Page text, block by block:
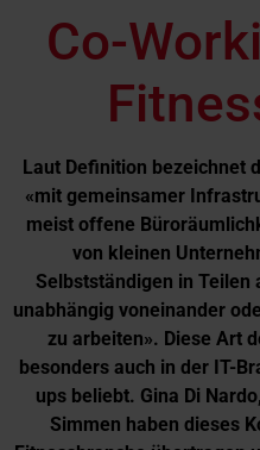
Co-
Laut Definition bezeichnet
«mit gemeinsamer
meist offene
von kleinen
Selbstständigen in Teilen
unabhängig voneinander
zu arbeiten». Diese Art
besonders auch in der IT-
ups beliebt. Gina Di
Simmen haben dieses